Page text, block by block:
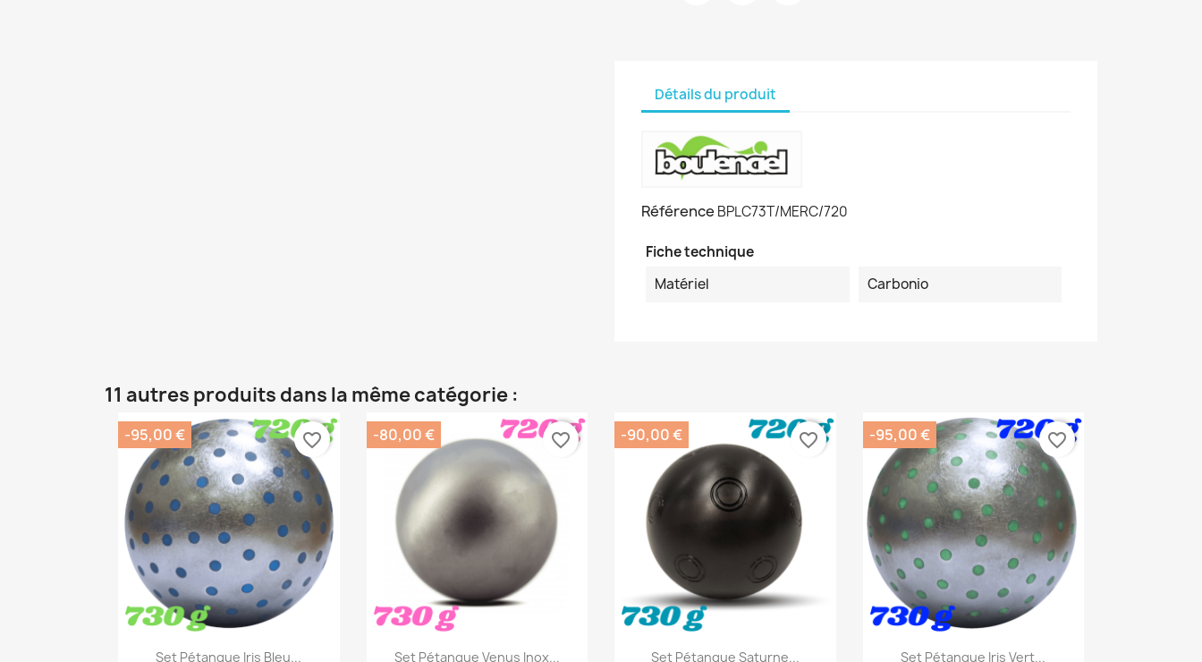
Détails du produit
Référence BPLC73T/MERC/720
Fiche technique
Matériel
Carbonio
11 autres produits dans la même catégorie :
Aperçu rapide
Set Pétanque Iris Bleu...
-95,00 € favorite_border
Aperçu rapide
Set Pétanque Venus Inox...
-80,00 € favorite_border
Aperçu rapide
Set Pétanque Saturne...
-90,00 € favorite_border
Aperçu rapide
Set Pétanque Iris Vert...
-95,00 € favorite_border